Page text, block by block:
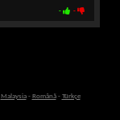
- -
Malaysia- Română- Türkçe